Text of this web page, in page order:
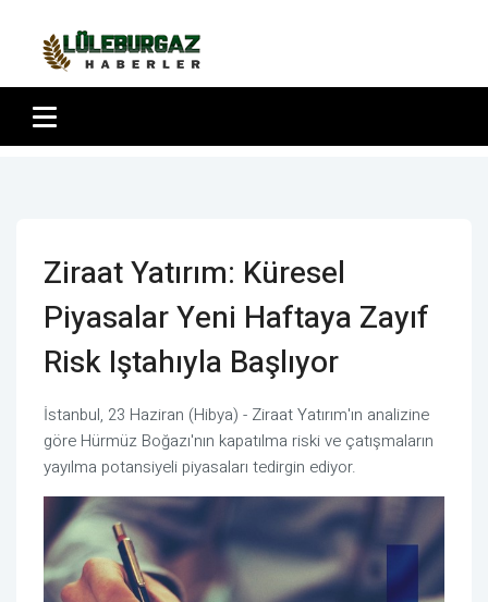
Ziraat Yatırım: Küresel
Piyasalar Yeni Haftaya Zayıf
Risk Iştahıyla Başlıyor
İstanbul, 23 Haziran (Hibya) - Ziraat Yatırım'ın analizine
göre Hürmüz Boğazı'nın kapatılma riski ve çatışmaların
yayılma potansiyeli piyasaları tedirgin ediyor.